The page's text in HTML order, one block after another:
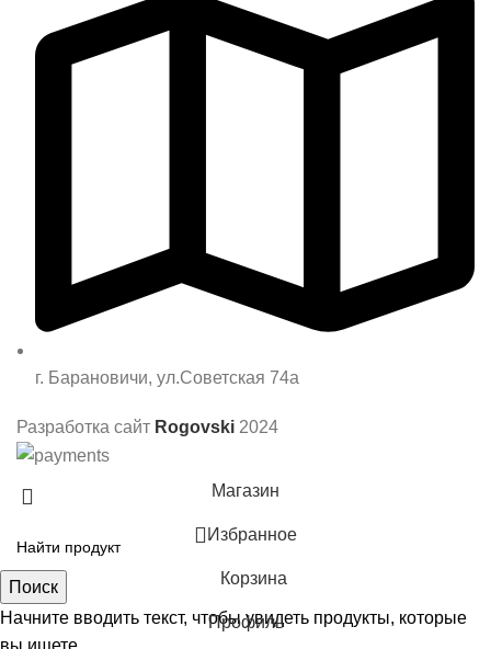
г. Барановичи, ул.Советская 74а
Разработка сайт Rogovski 2024
Поиск
Начните вводить текст, чтобы увидеть продукты, которые
Магазин
Избранное
Корзина
Профиль